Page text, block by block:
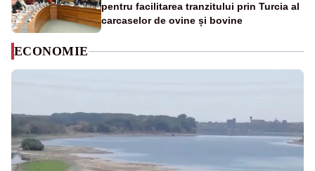
pentru facilitarea tranzitului prin Turcia al
carcaselor de ovine și bovine
ECONOMIE